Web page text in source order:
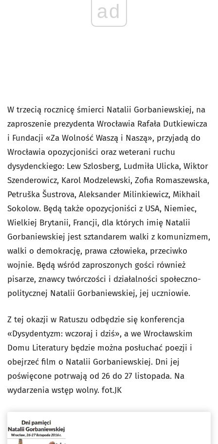
ad
W trzecią rocznicę śmierci Natalii Gorbaniewskiej, na
zaproszenie prezydenta Wrocławia Rafała Dutkiewicza
i Fundacji «Za Wolność Waszą i Naszą», przyjadą do
Wrocławia opozycjoniści oraz weterani ruchu
dysydenckiego: Lew Szlosberg, Ludmiła Uliсka, Wiktor
Szenderowicz, Karol Modzelewski, Zofia Romaszewska,
Petruška Šustrova, Aleksander Milinkiewicz, Mikhail
Sokolow. Będą także opozycjoniści z USA, Niemiec,
Wielkiej Brytanii, Francji, dla których imię Natalii
Gorbaniewskiej jest sztandarem walki z komunizmem,
walki o demokrację, prawa człowieka, przeciwko
wojnie. Będą wśród zaproszonych gości również
pisarze, znawcy twórczości i działalności społeczno-
politycznej Natalii Gorbaniewskiej, jej uczniowie.
Z tej okazji w Ratuszu odbędzie się konferencja
«Dysydentyzm: wczoraj i dziś», a we Wrocławskim
Domu Literatury będzie można posłuchać poezji i
obejrzeć film o Natalii Gorbaniewskiej. Dni jej
poświęcone potrwają od 26 do 27 listopada. Na
wydarzenia wstęp wolny. fot.JK